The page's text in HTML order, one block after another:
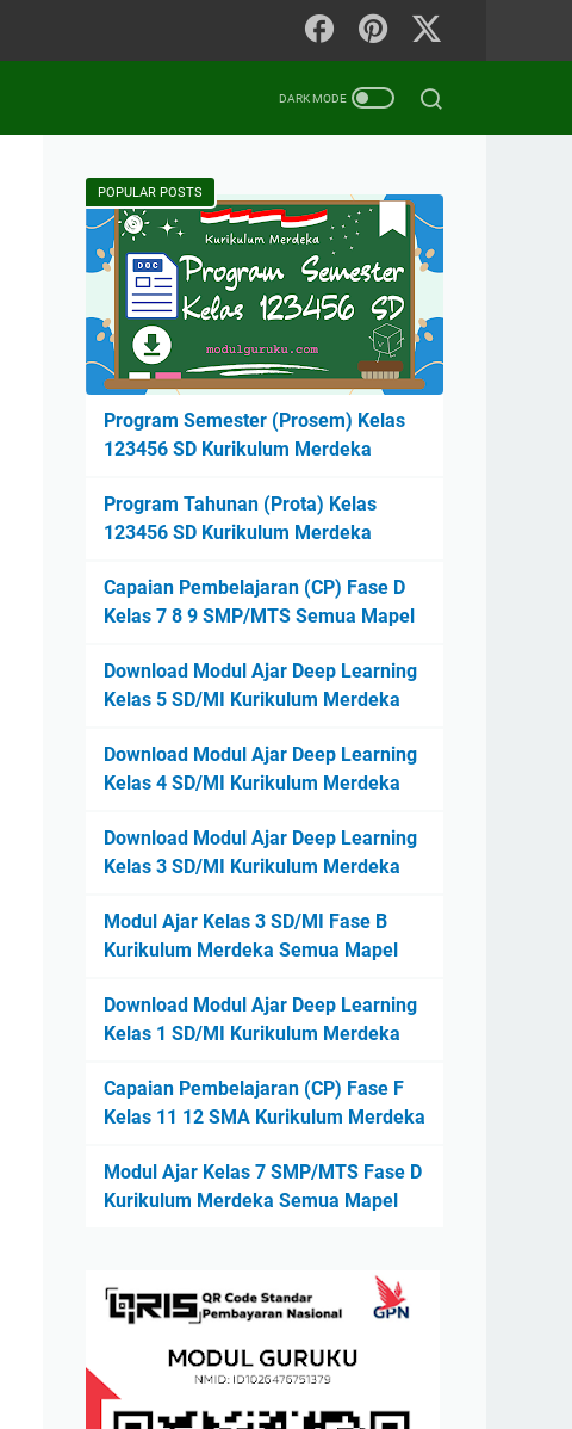
POPULAR POSTS
Program Semester (Prosem) Kelas
123456 SD Kurikulum Merdeka
Program Tahunan (Prota) Kelas
123456 SD Kurikulum Merdeka
Capaian Pembelajaran (CP) Fase D
Kelas 7 8 9 SMP/MTS Semua Mapel
Download Modul Ajar Deep Learning
Kelas 5 SD/MI Kurikulum Merdeka
Download Modul Ajar Deep Learning
Kelas 4 SD/MI Kurikulum Merdeka
Download Modul Ajar Deep Learning
Kelas 3 SD/MI Kurikulum Merdeka
Modul Ajar Kelas 3 SD/MI Fase B
Kurikulum Merdeka Semua Mapel
Download Modul Ajar Deep Learning
Kelas 1 SD/MI Kurikulum Merdeka
Capaian Pembelajaran (CP) Fase F
Kelas 11 12 SMA Kurikulum Merdeka
Modul Ajar Kelas 7 SMP/MTS Fase D
Kurikulum Merdeka Semua Mapel